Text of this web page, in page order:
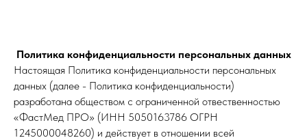
Политика конфиденциальности персональных данных
Настоящая Политика конфиденциальности персональных
данных (далее - Политика конфиденциальности)
разработана обществом с ограниченной отвественностью
«ФастМед ПРО» (ИНН 5050163786 ОГРН
1245000048260) и действует в отношении всей